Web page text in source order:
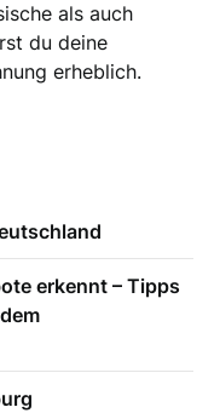
als auch
du deine
erheblich.
erkennt – Tipps